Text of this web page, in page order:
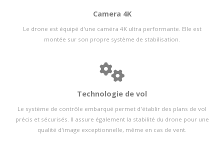
Camera 4K
Le drone est équipé d'une caméra 4K ultra performante. Elle est
montée sur son propre système de stabilisation.
Technologie de vol
Le système de contrôle embarqué permet d'établir des plans de vol
précis et sécurisés. Il assure également la stabilité du drone pour une
qualité d'image exceptionnelle, même en cas de vent.